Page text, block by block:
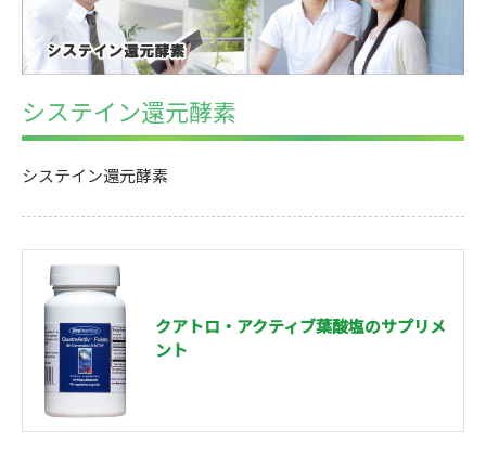
システイン還元酵素
システイン還元酵素
クアトロ・アクティブ葉酸塩のサプリメ
ント